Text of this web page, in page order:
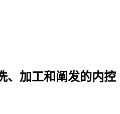
、加工和阐发的内控